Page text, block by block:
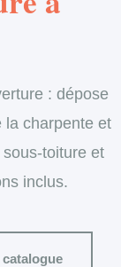
: dépose
la charpente et
toiture et
inclus.